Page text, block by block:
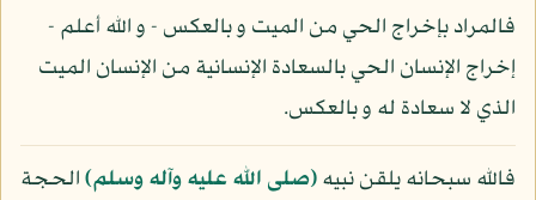
فالمراد بإخراج الحي من الميت و بالعكس - و الله أعلم -
إخراج الإنسان الحي بالسعادة الإنسانية من الإنسان الميت
الذي لا سعادة له و بالعكس.
فالله سبحانه يلقن نبيه(صلى الله عليه وآله وسلم)الحجة